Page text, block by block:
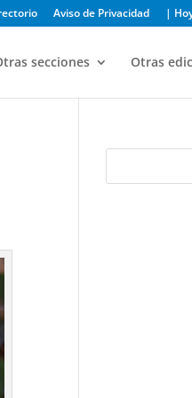
Aviso de Privacidad |
secciones Otras